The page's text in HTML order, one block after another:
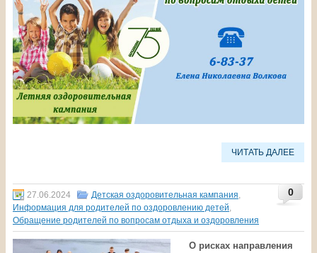
ЧИТАТЬ ДАЛЕЕ
0
27.06.2024 Детская оздоровительная кампания,
Информация для родителей по оздоровлению детей,
Обращение родителей по вопросам отдыха и оздоровления
О рисках направления